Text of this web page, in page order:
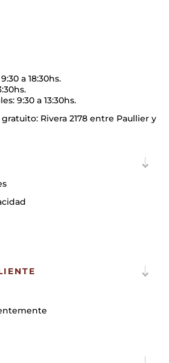
a 18:30hs.
9:30 a 13:30hs.
Rivera 2178 entre Paullier y